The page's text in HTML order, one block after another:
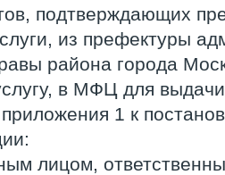
подтверждающих
из префектуры
района города
в МФЦ для
1 к
лицом,